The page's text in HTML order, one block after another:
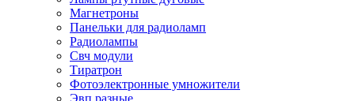
Магнетроны
Панельки для радиоламп
Радиолампы
Свч модули
Тиратрон
Фотоэлектронные умножители
Эвп разные